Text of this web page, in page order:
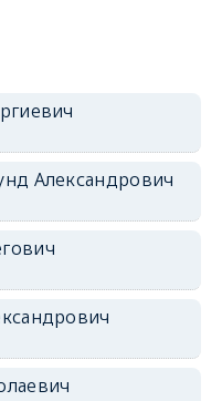
Александрович